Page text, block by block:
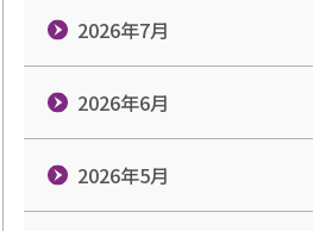
2026年7月
2026年6月
2026年5月